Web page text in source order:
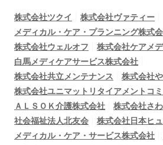
株式会社ツクイ
株式会社ヴァティー
メディカル・ケア・プランニング株式
株式会社ウェルオフ
株式会社ケアメ
白馬メディケアサービス株式会社
株式会社共立メンテナンス
株式会社
株式会社ユニマットリタイアメントコ
ＡＬＳＯＫ介護株式会社
株式会社さ
社会福祉法人北友会
株式会社日本ヒ
メディカル・ケア・サービス株式会社